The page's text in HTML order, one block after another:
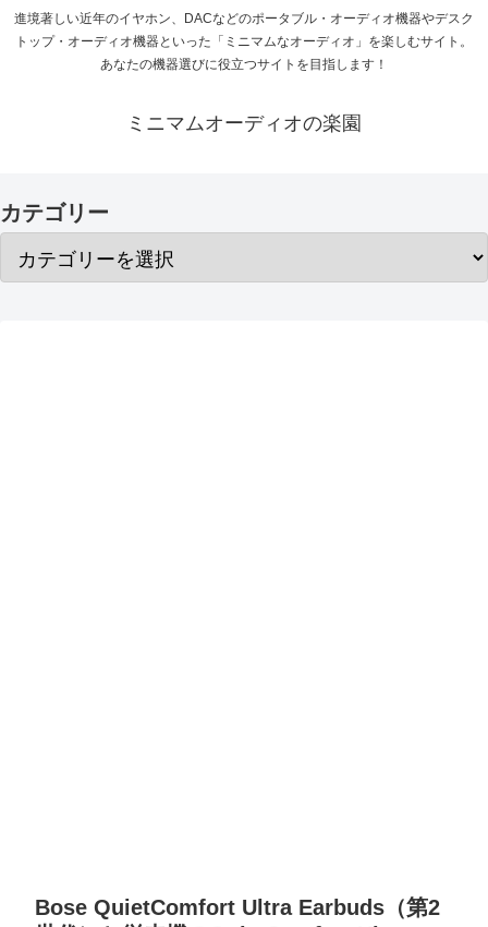
進境著しい近年のイヤホン、DACなどのポータブル・オーディオ機器やデスク
トップ・オーディオ機器といった「ミニマムなオーディオ」を楽しむサイト。
あなたの機器選びに役立つサイトを目指します！
ミニマムオーディオの楽園
カテゴリー
Bose QuietComfort Ultra Earbuds（第2